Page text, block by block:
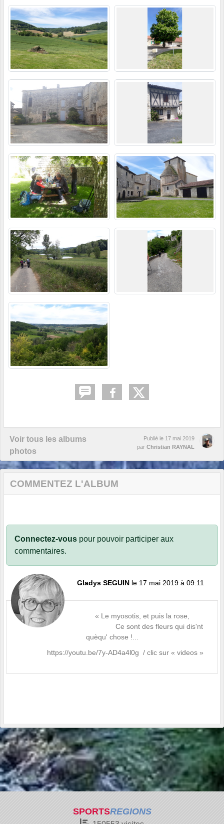
Voir tous les albums
photos
Publié le 17 mai 2019
par Christian RAYNAL
COMMENTEZ L'ALBUM
Connectez-vous pour pouvoir participer aux
commentaires.
Gladys SEGUIN le 17 mai 2019 à 09:11
« Le myosotis, et puis la rose,
Ce sont des fleurs qui dis'nt
quèqu' chose !...
https://youtu.be/7y-AD4a4l0g / clic sur « videos »
SPORTSREGIONS